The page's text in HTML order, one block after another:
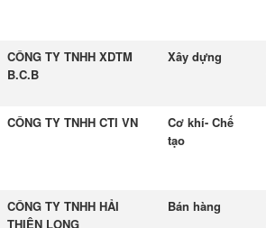
CÔNG TY TNHH XDTM
B.C.B
Xây dựng
CÔNG TY TNHH CTI VN
Cơ khí- Chế
tạo
CÔNG TY TNHH HẢI
THIÊN LONG
Bán hàng